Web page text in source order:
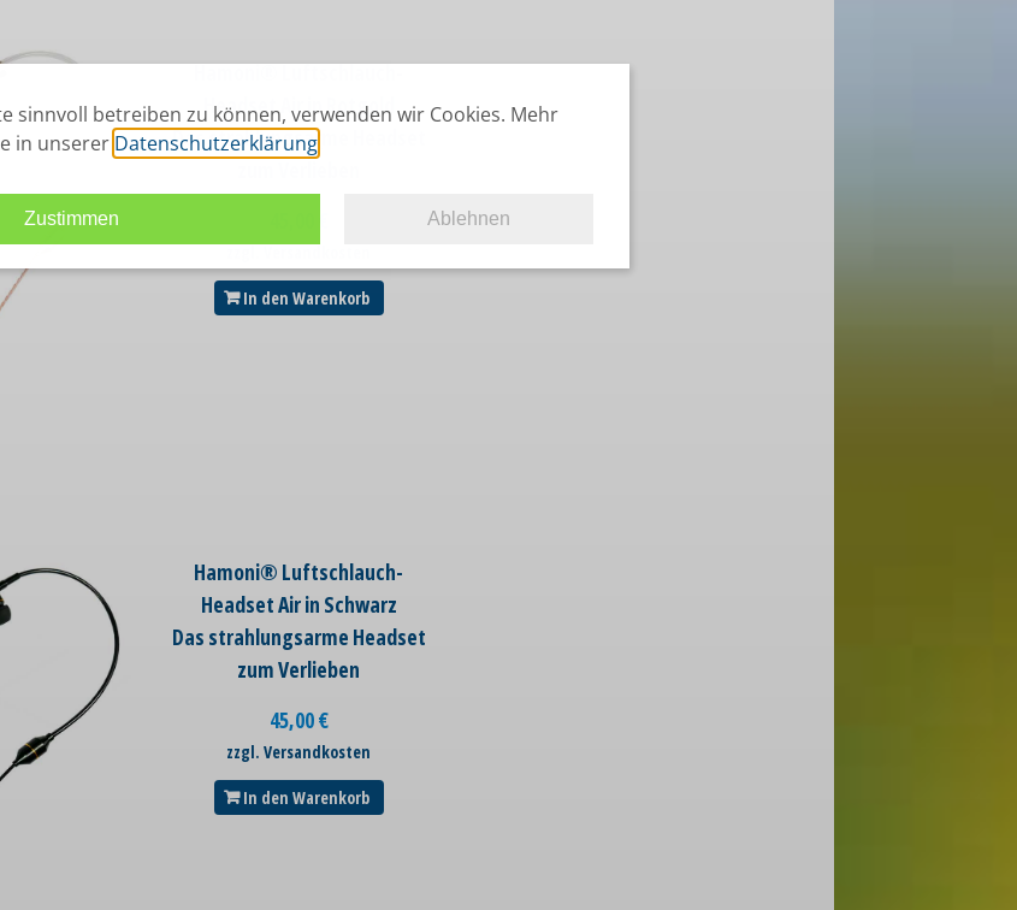
Hamoni® Luftschlauch-
Headset Air in Rotgold
Das strahlungsarme Headset
In den Warenkorb
Hamoni® Luftschlauch-
Headset Air in Schwarz
Das strahlungsarme Headset
zum Verlieben
45,00€
zzgl. Versandkosten
In den Warenkorb
sinnvoll betreiben zu können, verwenden wir Cookies. Mehr
in unserer Datenschutzerklärung
Zustimmen Ablehnen